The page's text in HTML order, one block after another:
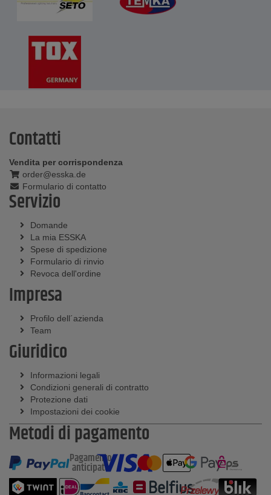
Contatti
Vendita per corrispondenza
order@esska.de
Formulario di contatto
Servizio
Domande
La mia ESSKA
Spese di spedizione
Formulario di rinvio
Revoca dell'ordine
Impresa
Profilo dell´azienda
Team
Giuridico
Informazioni legali
Condizioni generali di contratto
Protezione dati
Impostazioni dei cookie
Metodi di pagamento
Pagamento
anticipato